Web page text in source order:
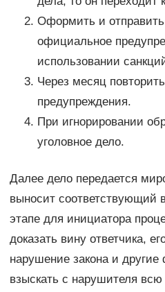
Оформить и отправить
официальное
использовании
Через месяц
предупреждения.
При игнорировании
уголовное дело.
Далее дело передается
выносит соответствующий
этапе для инициатора
доказать вину ответчика,
нарушение закона и
взыскать с нарушителя